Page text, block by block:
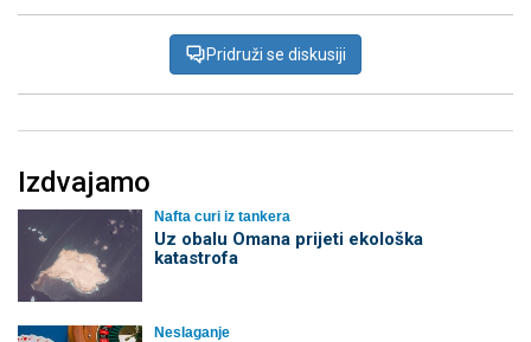
Pridruži se diskusiji
Izdvajamo
Nafta curi iz tankera
Uz obalu Omana prijeti ekološka
katastrofa
Neslaganje